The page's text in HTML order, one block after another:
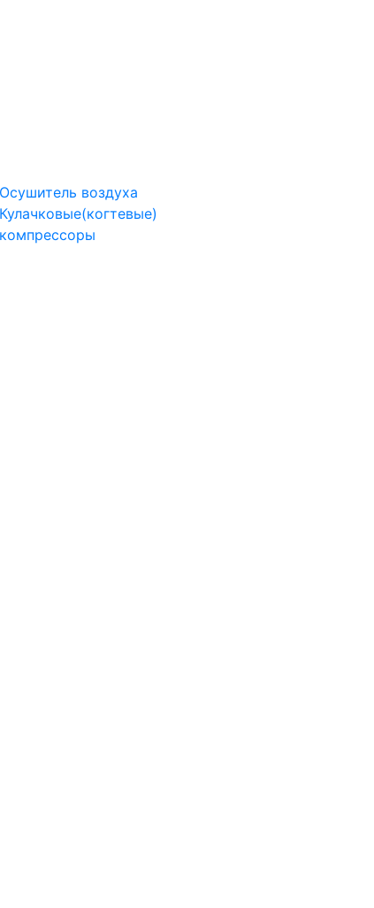
Осушитель воздуха
Кулачковые(когтевые)
компрессоры